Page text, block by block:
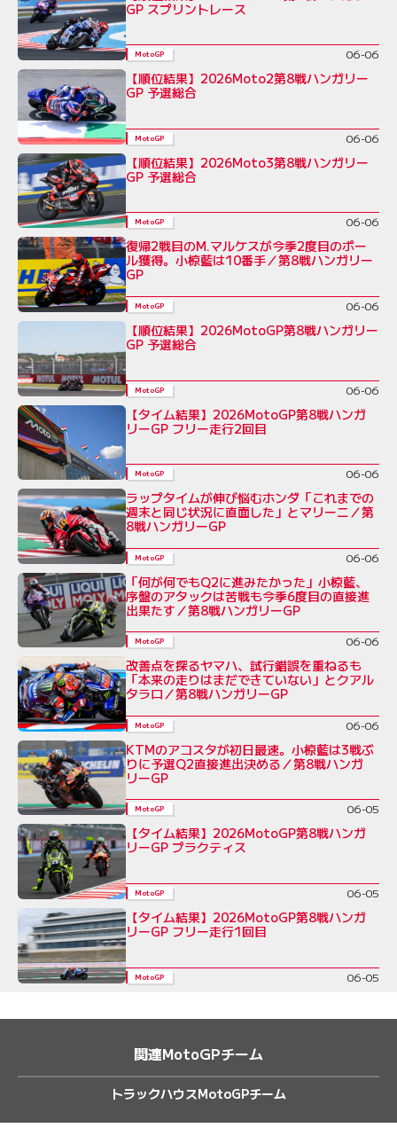
GP スプリントレース
MotoGP 06-06
【順位結果】2026Moto2第8戦ハンガリー
GP 予選総合
MotoGP 06-06
【順位結果】2026Moto3第8戦ハンガリー
GP 予選総合
MotoGP 06-06
復帰2戦目のM.マルケスが今季2度目のポー
ル獲得。小椋藍は10番手／第8戦ハンガリー
GP
MotoGP 06-06
【順位結果】2026MotoGP第8戦ハンガリー
GP 予選総合
MotoGP 06-06
【タイム結果】2026MotoGP第8戦ハンガ
リーGP フリー走行2回目
MotoGP 06-06
ラップタイムが伸び悩むホンダ「これまでの
週末と同じ状況に直面した」とマリーニ／第
8戦ハンガリーGP
MotoGP 06-06
「何が何でもQ2に進みたかった」小椋藍、
序盤のアタックは苦戦も今季6度目の直接進
出果たす／第8戦ハンガリーGP
MotoGP 06-06
改善点を探るヤマハ、試行錯誤を重ねるも
「本来の走りはまだできていない」とクアル
タラロ／第8戦ハンガリーGP
MotoGP 06-06
KTMのアコスタが初日最速。小椋藍は3戦ぶ
りに予選Q2直接進出決める／第8戦ハンガ
リーGP
MotoGP 06-05
【タイム結果】2026MotoGP第8戦ハンガ
リーGP プラクティス
MotoGP 06-05
【タイム結果】2026MotoGP第8戦ハンガ
リーGP フリー走行1回目
MotoGP 06-05
関連MotoGPチーム
トラックハウスMotoGPチーム